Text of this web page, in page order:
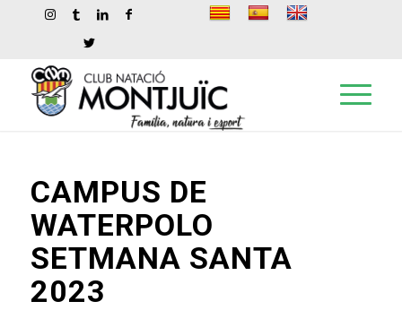
CAMPUS DE
WATERPOLO
SETMANA SANTA
2023